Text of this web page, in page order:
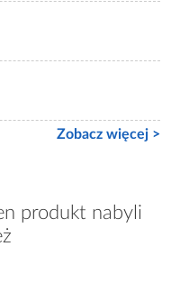
Zobacz więcej >
produkt nabyli